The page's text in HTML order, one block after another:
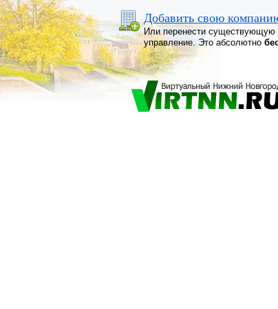
Добавить свою
Или перенести существующую
управление. Это абсолютно